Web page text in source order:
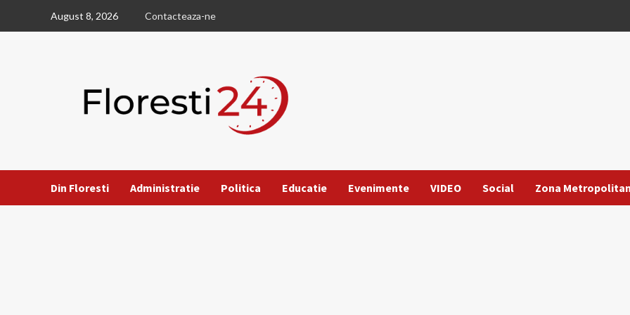
August 8, 2026 Contacteaza-ne
Din Floresti Administratie Politica Educatie Evenimente VIDEO Social Zona